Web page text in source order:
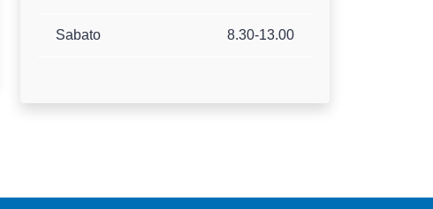
Sabato 8.30-13.00